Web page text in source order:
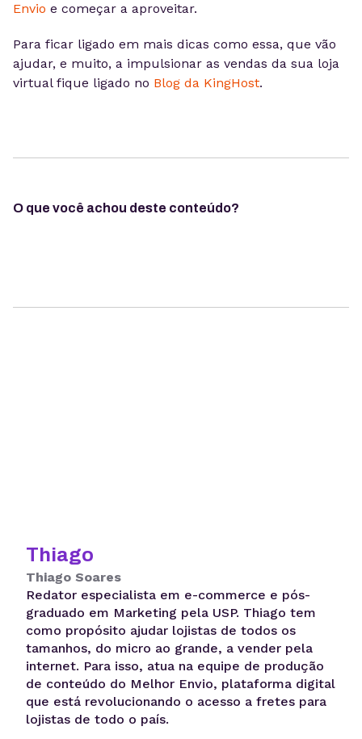
Envio e começar a aproveitar.
Para ficar ligado em mais dicas como essa, que vão
ajudar, e muito, a impulsionar as vendas da sua loja
virtual fique ligado no Blog da KingHost.
O que você achou deste conteúdo?
Thiago
Thiago Soares
Redator especialista em e-commerce e pós-
graduado em Marketing pela USP. Thiago tem
como propósito ajudar lojistas de todos os
tamanhos, do micro ao grande, a vender pela
internet. Para isso, atua na equipe de produção
de conteúdo do Melhor Envio, plataforma digital
que está revolucionando o acesso a fretes para
lojistas de todo o país.